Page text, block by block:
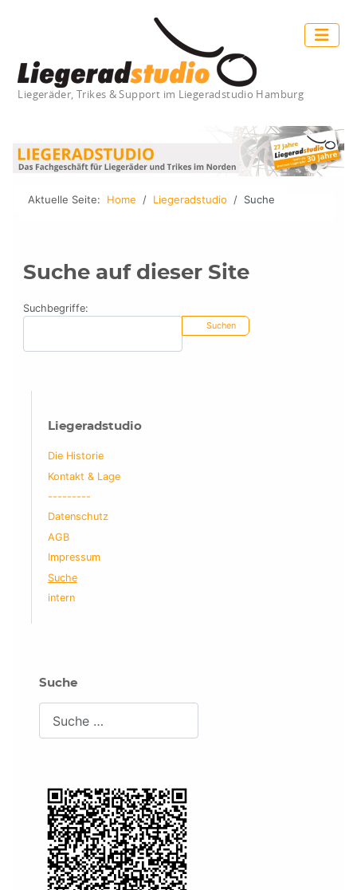
Liegeräder, Trikes & Support im Liegeradstudio Hamburg
Aktuelle Seite: Home Liegeradstudio Suche
Suche auf dieser Site
Suchformular
Suchbegriffe:
Suchen
Liegeradstudio
Die Historie
Kontakt & Lage
---------
Datenschutz
AGB
Impressum
Suche
intern
Suche